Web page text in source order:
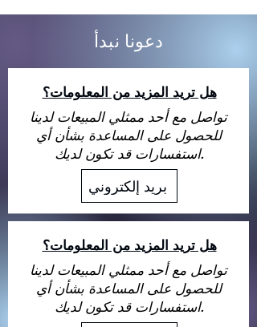
دعونا نبدأ
هل تريد المزيد من المعلومات؟
تواصل مع أحد ممثلي المبيعات لدينا
للحصول على المساعدة بشأن أي
استفسارات قد تكون لديك.
بريد إلكتروني
هل تريد المزيد من المعلومات؟
تواصل مع أحد ممثلي المبيعات لدينا
للحصول على المساعدة بشأن أي
استفسارات قد تكون لديك.